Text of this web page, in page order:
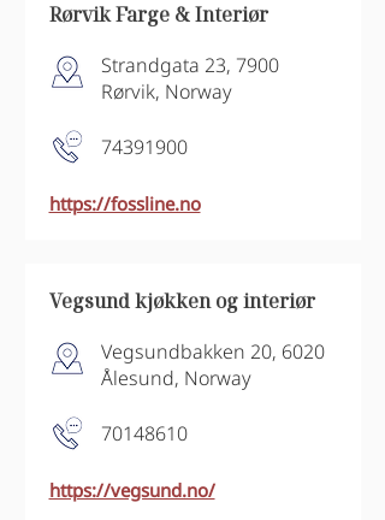
Rørvik Farge & Interiør
Strandgata 23, 7900
Rørvik, Norway
74391900
https://fossline.no
Vegsund kjøkken og interiør
Vegsundbakken 20, 6020
Ålesund, Norway
70148610
https://vegsund.no/